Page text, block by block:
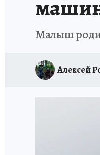
Малыш
Алексей